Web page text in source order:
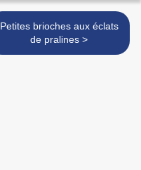
Petites brioches aux éclats
de pralines >